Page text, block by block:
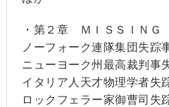
・第２章 ＭＩＳＳＩＮ
ノーフォーク連隊集団失踪
ニューヨーク州最高裁判事
イタリア人天才物理学者失
ロックフェラー家御曹司失